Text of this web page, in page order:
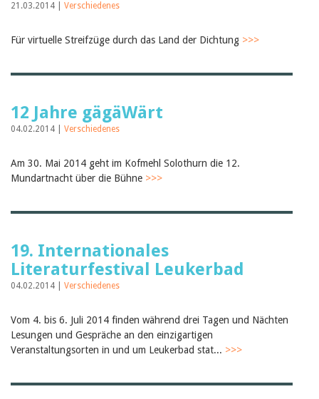
21.03.2014 | Verschiedenes
Für virtuelle Streifzüge durch das Land der Dichtung >>>
12 Jahre gägäWärt
04.02.2014 | Verschiedenes
Am 30. Mai 2014 geht im Kofmehl Solothurn die 12.
Mundartnacht über die Bühne >>>
19. Internationales
Literaturfestival Leukerbad
04.02.2014 | Verschiedenes
Vom 4. bis 6. Juli 2014 finden während drei Tagen und Nächten
Lesungen und Gespräche an den einzigartigen
Veranstaltungsorten in und um Leukerbad stat... >>>